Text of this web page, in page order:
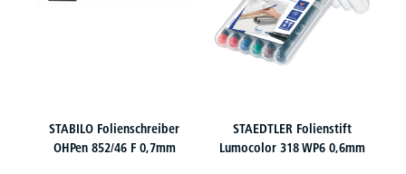
STABILO Folienschreiber
OHPen 852/46 F 0,7mm
STAEDTLER Folienstift
Lumocolor 318 WP6 0,6mm